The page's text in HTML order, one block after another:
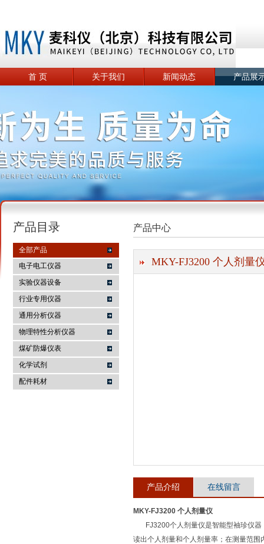
麦科仪（北京）科技有限公司
首 页 关于我们 新闻动态 产品展
产品目录
全部产品
电子电工仪器
实验仪器设备
行业专用仪器
通用分析仪器
物理特性分析仪器
煤矿防爆仪表
化学试剂
配件耗材
产品中心
MKY-FJ3200 个人剂量
产品介绍 在线留言
MKY-FJ3200 个人剂量仪
FJ3200个人剂量仪是智能型袖珍仪器
读出个人剂量和个人剂量率；在测量范